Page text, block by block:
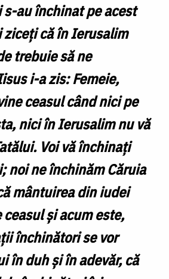
au închinat pe acest
ziceţi că în Ierusalim
trebuie să ne
i-a zis: Femeie,
ceasul când nici pe
nici în Ierusalim nu vă
Voi vă închinaţi
noi ne închinăm Căruia
mântuirea din iudei
ceasul şi acum este,
închinători se vor
în duh şi în adevăr, că